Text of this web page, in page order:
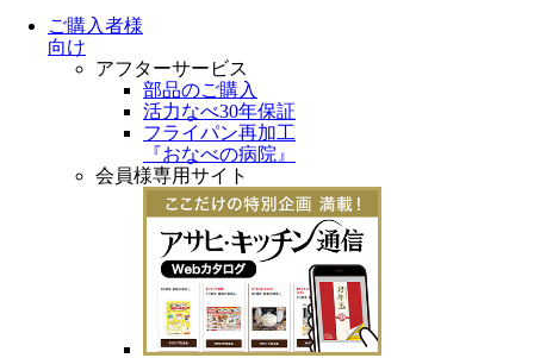
ご購入者様
向け
アフターサービス
部品のご購入
活力なべ30年保証
フライパン再加工
『おなべの病院』
会員様専用サイト